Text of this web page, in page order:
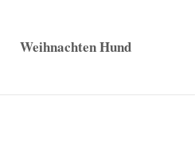
Weihnachten Hund